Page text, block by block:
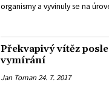
obratlovců.
organismy a vyvinuly se na
eukaryotické organismy na
začaly se explozivně rozvíjet
šesti až sedmi stovkami
epocha zjevného života,
Překvapivý vítěz
vymírání
Jan Toman24. 7. 2017